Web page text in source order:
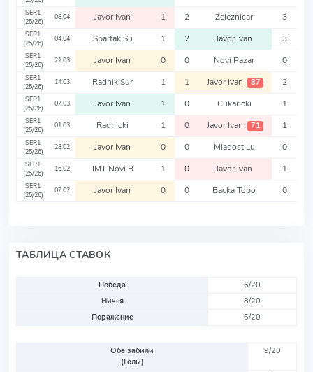
SER1
(25/26)
08.04 Javor Ivan 1 2 Zeleznicar 3
SER1
(25/26)
04.04 Spartak Su 1 2 Javor Ivan 3
SER1
(25/26)
21.03 Javor Ivan 0 0 Novi Pazar 0
SER1
(25/26)
14.03 Radnik Sur 1 1 Javor Ivan 87 2
SER1
(25/26)
07.03 Javor Ivan 1 0 Cukaricki 1
SER1
(25/26)
01.03 Radnicki 1 0 Javor Ivan 71 1
SER1
(25/26)
23.02 Javor Ivan 0 0 Mladost Lu 0
SER1
(25/26)
16.02 IMT Novi B 1 0 Javor Ivan 1
SER1
(25/26)
07.02 Javor Ivan 0 0 Backa Topo 0
ТАБЛИЦА СТАВОК
Победа
6/20
Ничья
8/20
Поражение
6/20
Обе забили
(Голы)
9/20